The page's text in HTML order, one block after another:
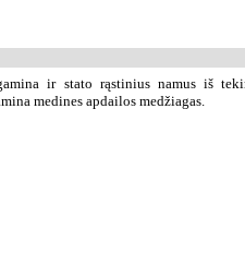
ir stato rąstinius namus iš
medines apdailos medžiagas.